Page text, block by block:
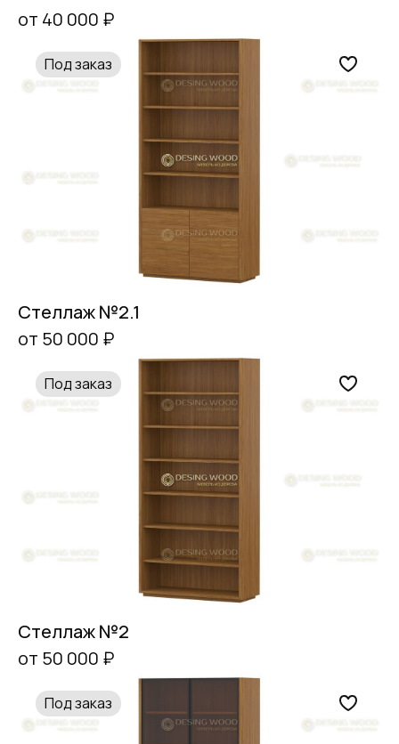
от 40 000 ₽
Под заказ
Стеллаж №2.1
от 50 000 ₽
Под заказ
Стеллаж №2
от 50 000 ₽
Под заказ